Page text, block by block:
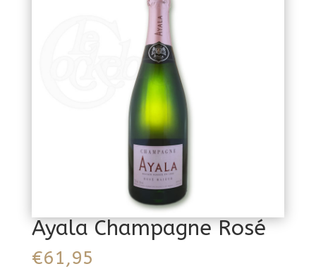
Ayala Champagne Rosé
€61,95